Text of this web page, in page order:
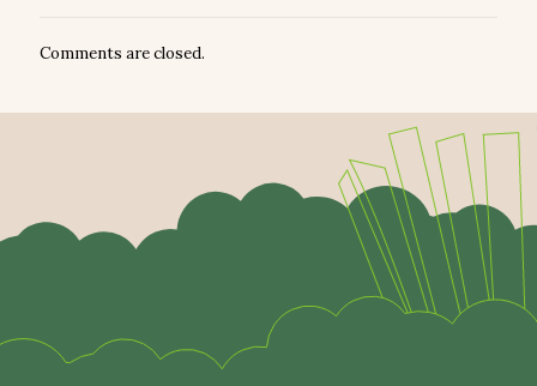
Comments are closed.